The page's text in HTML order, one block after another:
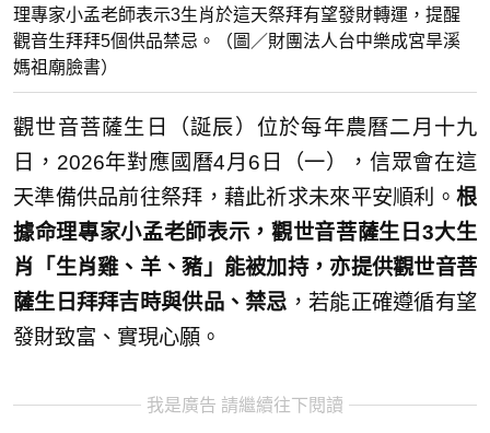
理專家小孟老師表示3生肖於這天祭拜有望發財轉運，提醒
觀音生拜拜5個供品禁忌。（圖／財團法人台中樂成宮旱溪
媽祖廟臉書）
觀世音菩薩生日（誕辰）位於每年農曆二月十九
日，2026年對應國曆4月6日（一），信眾會在這
天準備供品前往祭拜，藉此祈求未來平安順利。 根
據命理專家小孟老師表示，觀世音菩薩生日3大生
肖「生肖雞、羊、豬」能被加持，亦提供觀世音菩
薩生日拜拜吉時與供品、禁忌 ，若能正確遵循有望
發財致富、實現心願。
我是廣告 請繼續往下閱讀